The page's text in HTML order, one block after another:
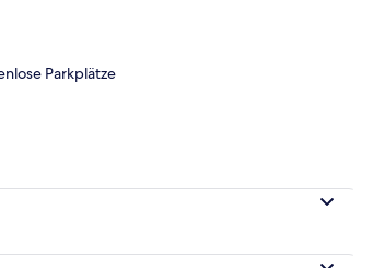
Parkplätze